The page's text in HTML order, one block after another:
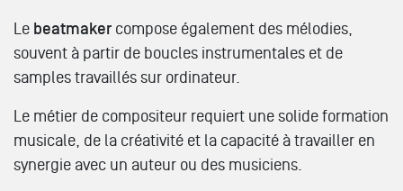
Le beatmaker compose également des mélodies,
souvent à partir de boucles instrumentales et de
samples travaillés sur ordinateur.
Le métier de compositeur requiert une solide formation
musicale, de la créativité et la capacité à travailler en
synergie avec un auteur ou des musiciens.